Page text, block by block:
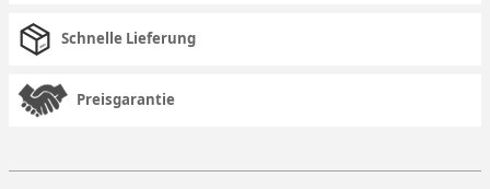
Schnelle Lieferung
Preisgarantie